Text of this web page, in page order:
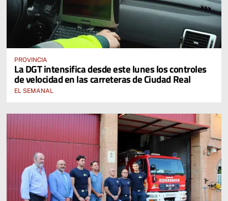
PROVINCIA
La DGT intensifica desde este lunes los controles
de velocidad en las carreteras de Ciudad Real
EL SEMANAL